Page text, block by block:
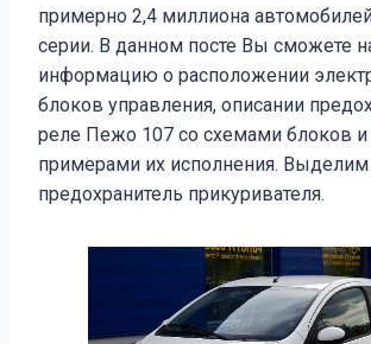
примерно 2,4 миллиона
серии. В данном посте Вы сможете
информацию о расположении
блоков управления, описании
реле Пежо 107 со схемами блоков и
примерами их исполнения. Выделим
предохранитель прикуривателя.